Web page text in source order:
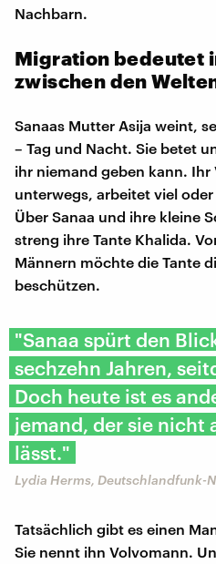
Nachbarn.
Migration bedeutet
zwischen den
Sanaas Mutter Asija weint,
– Tag und Nacht. Sie betet
ihr niemand geben kann. Ihr
unterwegs, arbeitet viel
Über Sanaa und ihre kleine
streng ihre Tante Khalida.
Männern möchte die Tante
beschützen.
"Sanaa spürt den
sechzehn Jahren,
Doch heute ist es
jemand, der sie nicht
lässt."
Lydia Herms, Deutschlandfunk-
Tatsächlich gibt es einen
Sie nennt ihn Volvomann.